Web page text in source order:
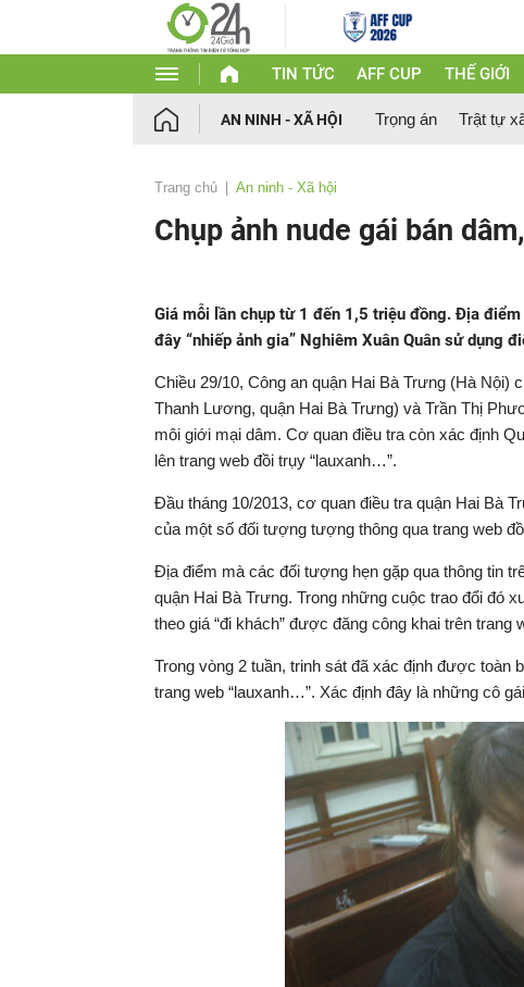
TIN TỨC AFF CUP THẾ GIỚI
AN NINH - XÃ HỘI Trọng án Trật tự
Trang chủ An ninh - Xã hội
Chụp ảnh nude gái bán
Giá mỗi lần chụp từ 1 đến 1,5 triệu đồng. Địa
đây “nhiếp ảnh gia” Nghiêm Xuân Quân sử dụng
Chiều 29/10, Công an quận Hai Bà Trưng (Hà
Thanh Lương, quận Hai Bà Trưng) và Trần Thị
môi giới mại dâm. Cơ quan điều tra còn xác định
lên trang web đồi trụy “lauxanh…”.
Đầu tháng 10/2013, cơ quan điều tra quận Hai Bà
của một số đối tượng tượng thông qua trang web
Địa điểm mà các đối tượng hẹn gặp qua thông tin
quận Hai Bà Trưng. Trong những cuộc trao đổi đó
theo giá “đi khách” được đăng công khai trên trang
Trong vòng 2 tuần, trinh sát đã xác định được
trang web “lauxanh…”. Xác định đây là những cô